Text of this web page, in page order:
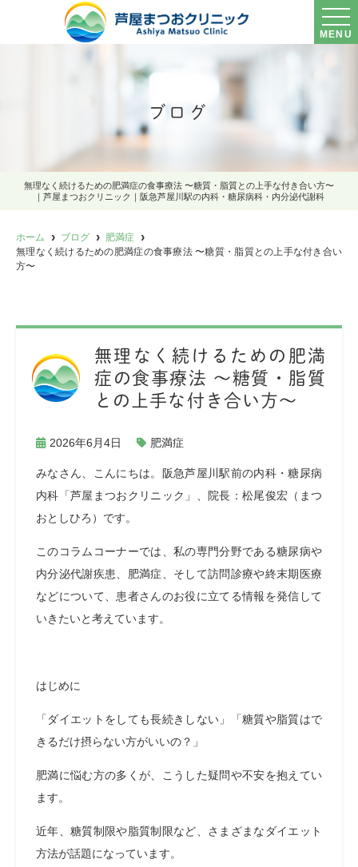
MENU
ブログ
無理なく続けるための肥満症の食事療法 〜糖質・脂質との上手な付き合い方〜
｜芦屋まつおクリニック｜阪急芦屋川駅の内科・糖尿病科・内分泌代謝科
ホーム ブログ
肥満症
無理なく続けるための肥満症の食事療法 〜糖質・脂質との上手な付き合い
方〜
無理なく続けるための肥満
症の食事療法 〜糖質・脂質
との上手な付き合い方〜
2026年6月4日 肥満症
みなさん、こんにちは。阪急芦屋川駅前の内科・糖尿病
内科「芦屋まつおクリニック」、院長：松尾俊宏（まつ
おとしひろ）です。
このコラムコーナーでは、私の専門分野である糖尿病や
内分泌代謝疾患、肥満症、そして訪問診療や終末期医療
などについて、患者さんのお役に立てる情報を発信して
いきたいと考えています。
はじめに
「ダイエットをしても長続きしない」「糖質や脂質はで
きるだけ摂らない方がいいの？」
肥満に悩む方の多くが、こうした疑問や不安を抱えてい
ます。
近年、糖質制限や脂質制限など、さまざまなダイエット
方法が話題になっています。